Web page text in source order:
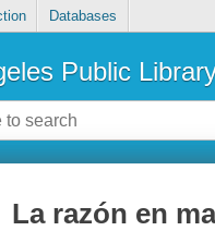
Databases
Public
La razón en